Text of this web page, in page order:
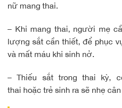
nữ mang thai.
– Khi mang thai, người mẹ
lượng sắt cần thiết, để phục
và mất máu khi sinh nở.
– Thiếu sắt trong thai kỳ,
thai hoặc trẻ sinh ra sẽ nhẹ cân